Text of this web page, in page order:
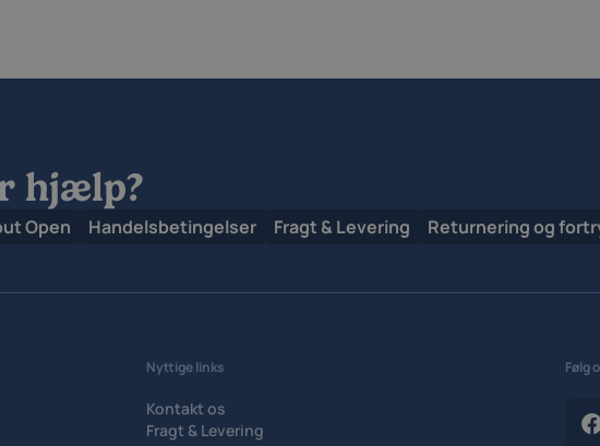
hjælp?
Open Handelsbetingelser Fragt & Levering Returnering og
Nyttige links
Kontakt os
Fragt & Levering
Følg